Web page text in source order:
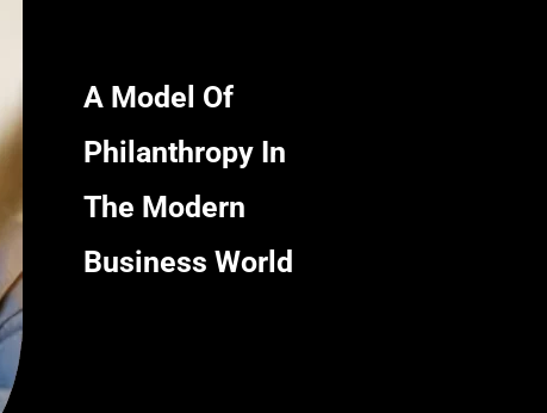
A Model Of
Philanthropy In
The Modern
Business World